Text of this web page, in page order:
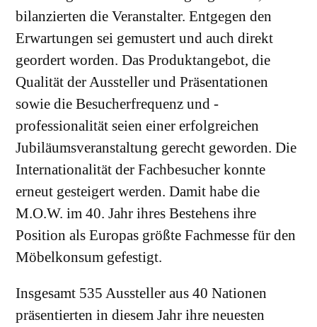
bilanzierten die Veranstalter. Entgegen den
Erwartungen sei gemustert und auch direkt
geordert worden. Das Produktangebot, die
Qualität der Aussteller und Präsentationen
sowie die Besucherfrequenz und -
professionalität seien einer erfolgreichen
Jubiläumsveranstaltung gerecht geworden. Die
Internationalität der Fachbesucher konnte
erneut gesteigert werden. Damit habe die
M.O.W. im 40. Jahr ihres Bestehens ihre
Position als Europas größte Fachmesse für den
Möbelkonsum gefestigt.
Insgesamt 535 Aussteller aus 40 Nationen
präsentierten in diesem Jahr ihre neuesten